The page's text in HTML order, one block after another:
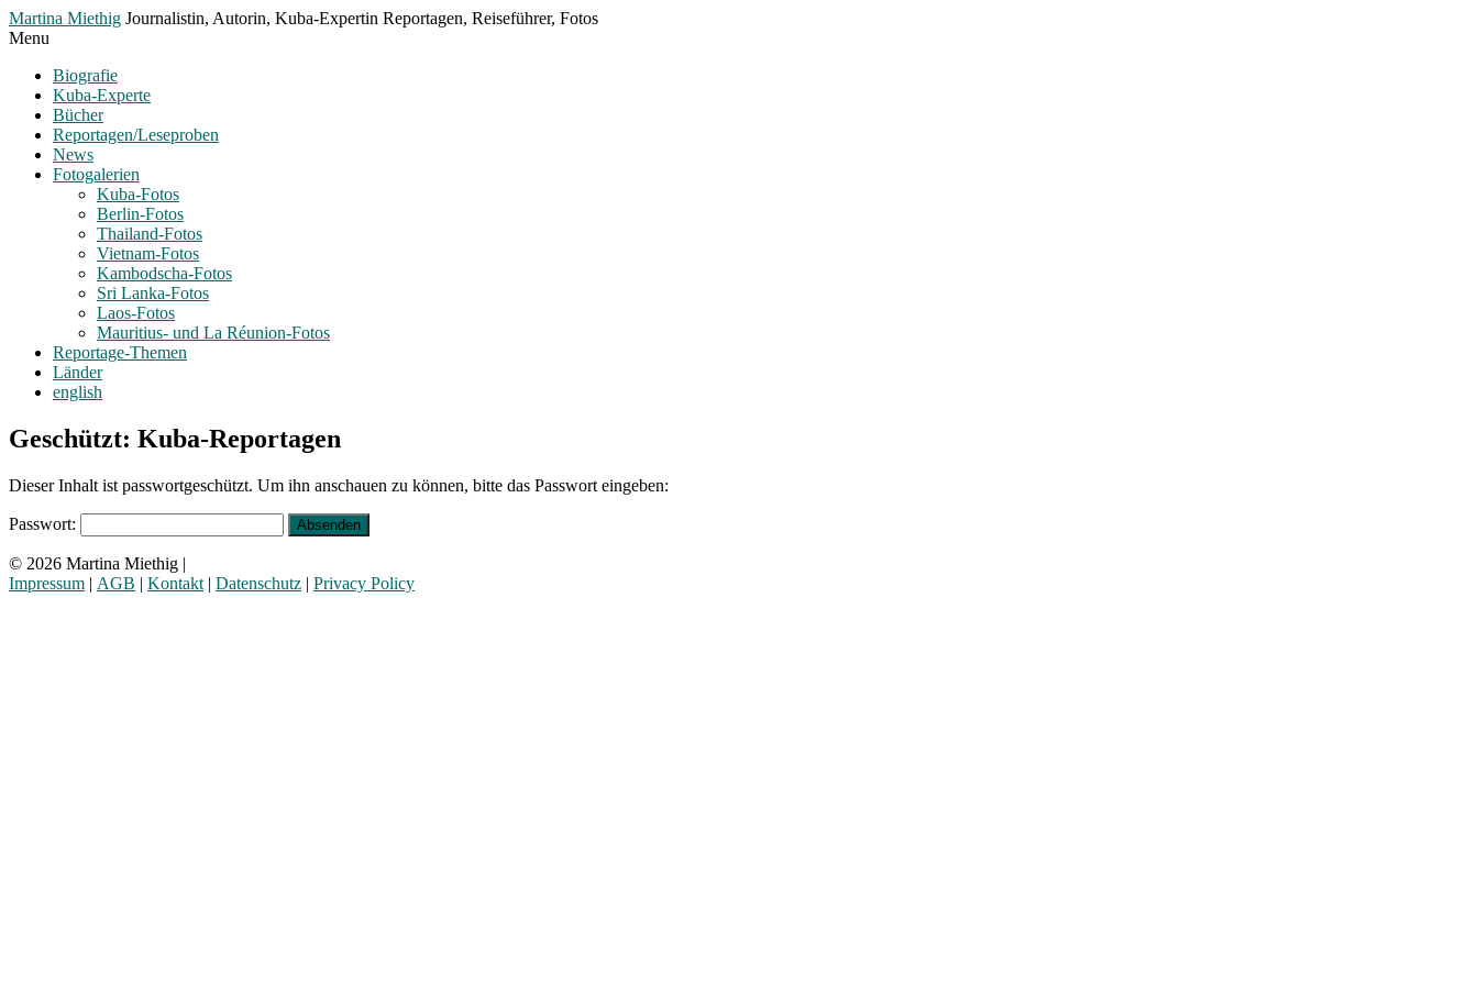
Toggle
Menu
Martina Miethig Journalistin, Autorin, Kuba-Expertin Reportagen, Reiseführer, Fotos
Menu
Biografie
Kuba-Experte
Bücher
Reportagen/Leseproben
News
Fotogalerien
Kuba-Fotos
Berlin-Fotos
Thailand-Fotos
Vietnam-Fotos
Kambodscha-Fotos
Sri Lanka-Fotos
Laos-Fotos
Mauritius- und La Réunion-Fotos
Reportage-Themen
Länder
english
Geschützt: Kuba-Reportagen
Dieser Inhalt ist passwortgeschützt. Um ihn anschauen zu können, bitte das Passwort eingeben:
Passwort:
© 2026 Martina Miethig |
Impressum | AGB | Kontakt | Datenschutz | Privacy Policy